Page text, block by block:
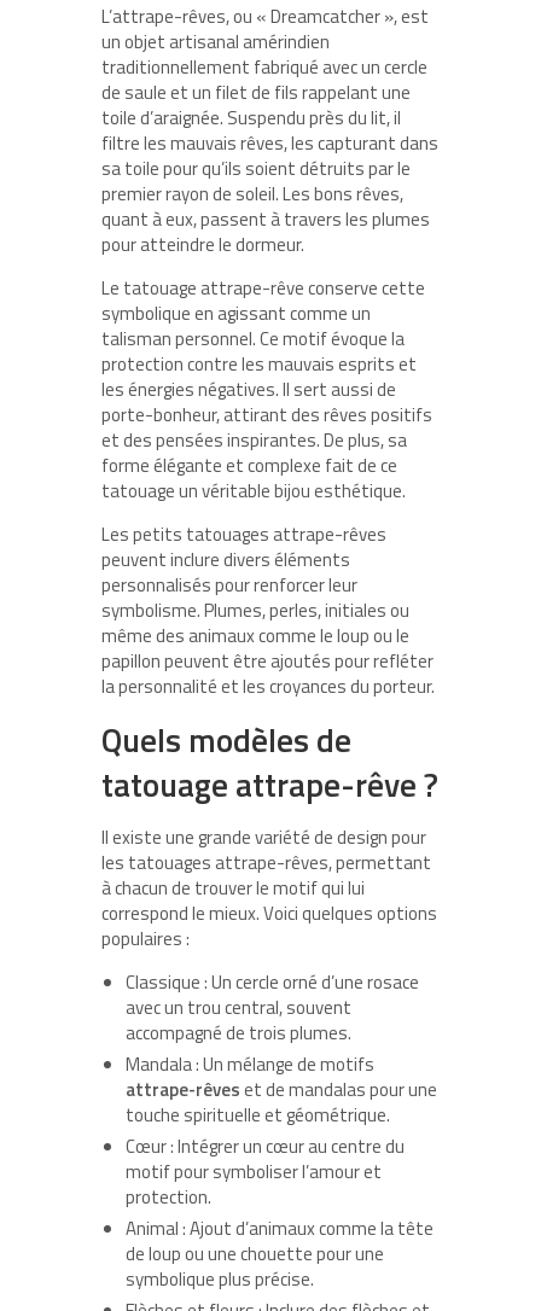
L’attrape-rêves, ou « Dreamcatcher », est
un objet artisanal amérindien
traditionnellement fabriqué avec un cercle
de saule et un filet de fils rappelant une
toile d’araignée. Suspendu près du lit, il
filtre les mauvais rêves, les capturant dans
sa toile pour qu’ils soient détruits par le
premier rayon de soleil. Les bons rêves,
quant à eux, passent à travers les plumes
pour atteindre le dormeur.
Le tatouage attrape-rêveconserve cette
symbolique en agissant comme un
talisman personnel. Ce motif évoque la
protection contre les mauvais esprits et
les énergies négatives. Il sert aussi de
porte-bonheur, attirant des rêves positifs
et des pensées inspirantes. De plus, sa
forme élégante et complexe fait de ce
tatouage un véritable bijou esthétique.
Lespetits tatouages attrape-rêves
peuvent inclure divers éléments
personnalisés pour renforcer leur
symbolisme. Plumes, perles, initiales ou
même des animaux comme le loup ou le
papillon peuvent être ajoutés pour refléter
la personnalité et les croyances du porteur.
Quels modèles de
tatouage attrape-rêve ?
Il existe une grande variété de design pour
les tatouages attrape-rêves, permettant
à chacun de trouver le motif qui lui
correspond le mieux. Voici quelques options
populaires :
Classique: Un cercle orné d’une rosace
avec un trou central, souvent
accompagné de trois plumes.
Mandala: Un mélange de motifs
attrape-rêveset de mandalas pour une
touche spirituelle et géométrique.
Cœur: Intégrer un cœur au centre du
motif pour symboliser l’amour et
protection.
Animal: Ajout d’animaux comme la tête
de loup ou une chouette pour une
symbolique plus précise.